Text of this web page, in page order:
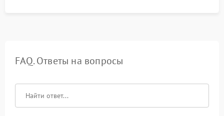
FAQ. Ответы на вопросы